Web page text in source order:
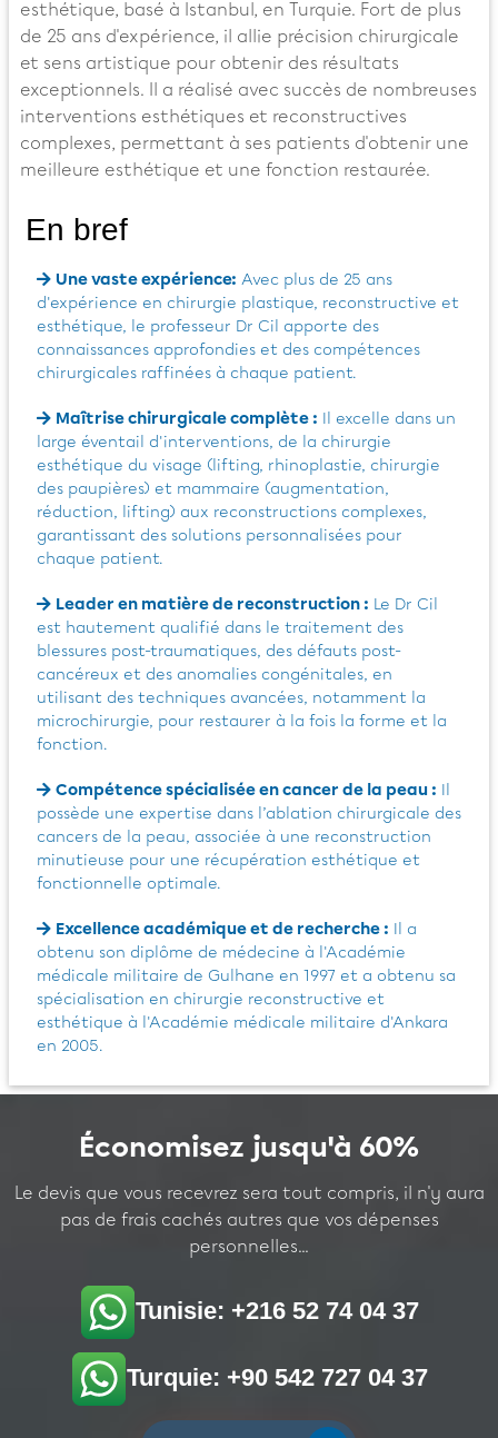
esthétique, basé à Istanbul, en Turquie. Fort de plus
de 25 ans d'expérience, il allie précision chirurgicale
et sens artistique pour obtenir des résultats
exceptionnels. Il a réalisé avec succès de nombreuses
interventions esthétiques et reconstructives
complexes, permettant à ses patients d'obtenir une
meilleure esthétique et une fonction restaurée.
En bref
Une vaste expérience: Avec plus de 25 ans
d'expérience en chirurgie plastique, reconstructive et
esthétique, le professeur Dr Cil apporte des
connaissances approfondies et des compétences
chirurgicales raffinées à chaque patient.
Maîtrise chirurgicale complète : Il excelle dans un
large éventail d'interventions, de la chirurgie
esthétique du visage (lifting, rhinoplastie, chirurgie
des paupières) et mammaire (augmentation,
réduction, lifting) aux reconstructions complexes,
garantissant des solutions personnalisées pour
chaque patient.
Leader en matière de reconstruction : Le Dr Cil
est hautement qualifié dans le traitement des
blessures post-traumatiques, des défauts post-
cancéreux et des anomalies congénitales, en
utilisant des techniques avancées, notamment la
microchirurgie, pour restaurer à la fois la forme et la
fonction.
Compétence spécialisée en cancer de la peau : Il
possède une expertise dans l’ablation chirurgicale des
cancers de la peau, associée à une reconstruction
minutieuse pour une récupération esthétique et
fonctionnelle optimale.
Excellence académique et de recherche : Il a
obtenu son diplôme de médecine à l'Académie
médicale militaire de Gulhane en 1997 et a obtenu sa
spécialisation en chirurgie reconstructive et
esthétique à l'Académie médicale militaire d'Ankara
en 2005.
Économisez jusqu'à 60%
Le devis que vous recevrez sera tout compris, il n'y aura
pas de frais cachés autres que vos dépenses
personnelles...
Tunisie: +216 52 74 04 37
Turquie: +90 542 727 04 37